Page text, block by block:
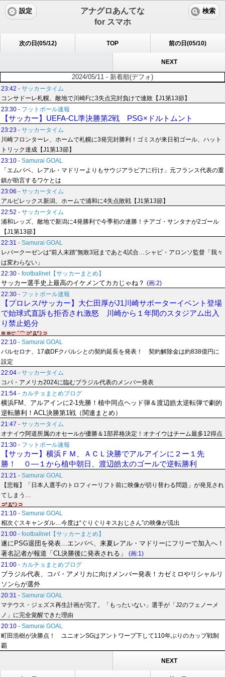
アナグロあんてな
for スマホ
設定 検索
次の日(05/12) TOP 前の日(05/10)
NEXT
2024/05/11 - 新着順(デフォ)
23:42 - サッカータイム
コンサドーレ札幌、敵地で川崎Fに3失点完封負けで連敗【J1第13節】
23:30 - フットボール速報
【サッカー】UEFA-CL準決勝第2戦 PSG×ドルトムント
23:23 - サッカータイム
川崎フロンターレ、ホームで札幌に3発完封勝利！ゴミスが来日初ゴール、ハット
トリック達成【J1第13節】
23:10 - Samurai GOAL
「エムバペ、レアル・マドリーよりもサウジアラビアに行け」元フランス代表の重
鎮が助言するワケとは
23:06 - サッカータイム
アルビレックス新潟、ホームで浦和に4失点敗戦【J1第13節】
22:52 - サッカータイム
浦和レッズ、敵地で新潟に4発勝利で今季初の連勝！チアゴ・サンタナが2ゴール
【J1第13節】
22:31 - Samurai GOAL
レバークーゼンは“前人未踏”無敗3冠まであと4試合…シャビ・アロンソ監督「我々
は変わらない」
22:30 - footballnet【サッカーまとめ】
サッカー選手史上最高のイケメンてカカじゃね？ (画:2)
22:30 - フットボール速報
【プロレス/サッカー】大仁田厚がJ1川崎サポーターイベント登場
で始球式直訴も拒否され激怒 川崎から１年間のスタジアム出入
り禁止処分
22:10 - Samurai GOAL
バルセロナ、17歳DFクバルシとの契約延長を発表！ 契約解除金は約838億円に
設定
22:04 - サッカータイム
コパ・アメリカ2024に臨むブラジル代表のメンバー発表
21:54 - カルチョまとめブログ
横浜FM、アルアインに2-1先勝！植中同点ヘッド弾＆渡辺皓太逆転弾で劇的
逆転勝利！ACL決勝第1戦（関連まとめ）
21:47 - サッカータイム
オナイウ阿道所属のオセールが優勝＆1部昇格決定！オナイウはチーム最多12得点
21:30 - フットボール速報
【サッカー】横浜ＦＭ、ＡＣＬ決勝でアルアインに２ー１先
勝！ ０―１から植中朝日、渡辺皓太のゴールで逆転勝利
21:21 - Samurai GOAL
【悲報】「日本人選手のトロフィーリフト前に映像が切り替わる問題」が発見され
てしまう…
21:10 - Samurai GOAL
相次ぐスキャンダル…今度は“ぐりぐりキスおじさん”の映像が流出
21:00 - footballnet【サッカーまとめ】
遂にPSG退団を発表…エンバペ、来夏レアル・マドリーにフリーで加入へ！
著名記者が報道「CL決勝後に発表される」
(画:1)
21:00 - カルチョまとめブログ
ブラジル代表、コパ・アメリカに向けメンバー発表！カゼミロやリシャルリ
ソンらが選外
20:31 - Samurai GOAL
マテウス・ジェズス再生計画が完了。「もったいない」選手が「J2のフェノーメ
ノ」に完全覚醒できた理由
20:10 - Samurai GOAL
町田浩樹が決勝点！ ユニオンSGはアントワープ下して110年ぶりのカップ戦制
覇
NEXT